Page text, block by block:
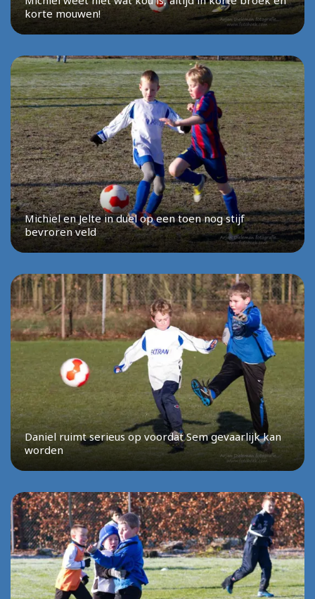
korte mouwen!
Michiel en Jelte in duel op een toen nog stijf
bevroren veld
Daniel ruimt serieus op voordat Sem gevaarlijk kan
worden